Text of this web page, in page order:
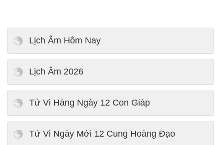
Lịch Âm Hôm Nay
Lịch Âm 2026
Tử Vi Hàng Ngày 12 Con Giáp
Tử Vi Ngày Mới 12 Cung Hoàng Đạo